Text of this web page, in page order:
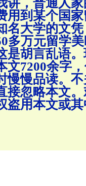
讲，普通人
用到某个国
名大学的文
多万元留学
是胡言乱语。
文7200余字
慢品读。
接忽略本文
盗用本文或